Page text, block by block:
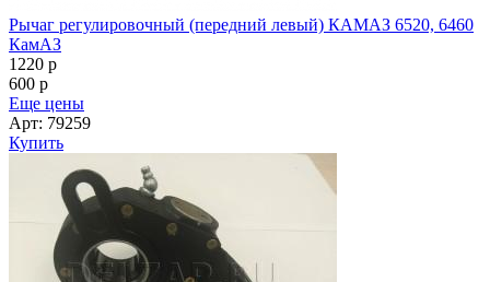
Рычаг регулировочный (передний левый) КАМАЗ 6520, 6460
КамАЗ
1220 p
600 p
Еще цены
Арт: 79259
Купить